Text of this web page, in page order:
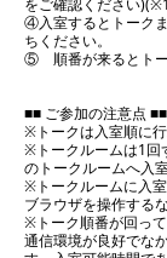
をご確認ください
④入室するとトーク
ちください。
⑤ 順番が来るとトー
■■ ご参加の注意点 ■■
※トークは入室順に行
※トークルームは1回
のトークルームへ入
※トークルームに入
ブラウザを操作する
※トーク順番が回っ
通信環境が良好でな